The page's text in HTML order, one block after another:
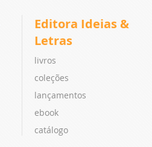
Editora Ideias &
Letras
livros
coleções
lançamentos
ebook
catálogo